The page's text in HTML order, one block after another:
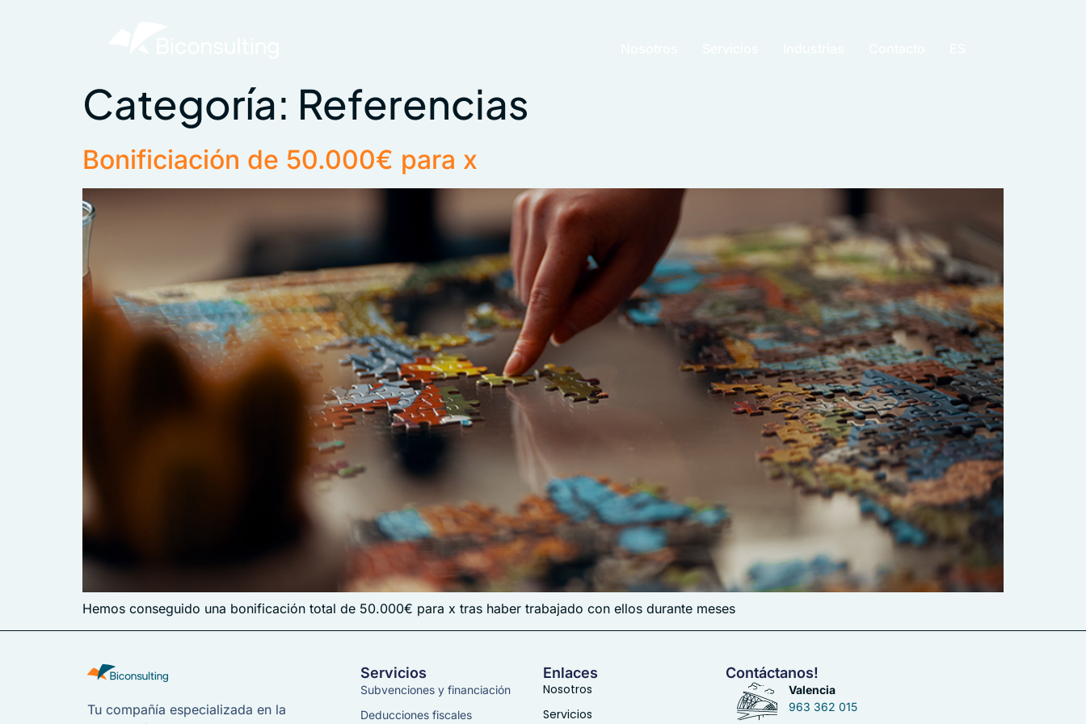
Categoría: Referencias
Bonificiación de 50.000€ para x
Hemos conseguido una bonificación total de 50.000€ para x tras haber trabajado con ellos durante meses
Tu compañía especializada en la
Servicios
Subvenciones y financiación
Deducciones fiscales
Enlaces
Nosotros
Servicios
Contáctanos!
Valencia
963 362 015